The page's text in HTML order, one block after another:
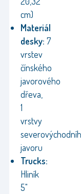
cm)
Materiál
desky: 7
vrstev
čínského
javorového
dřeva,
1
vrstvy
javoru
Trucks:
Hliník
5"